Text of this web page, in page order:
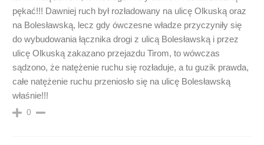
pękać!!! Dawniej ruch był rozładowany na ulicę Olkuską oraz
na Bolesławską, lecz gdy ówczesne władze przyczyniły się
do wybudowania łącznika drogi z ulicą Bolesławską i przez
ulicę Olkuską zakazano przejazdu Tirom, to wówczas
sądzono, że natężenie ruchu się rozładuje, a tu guzik prawda,
całe natężenie ruchu przeniosło się na ulicę Bolesławską
właśnie!!!
0